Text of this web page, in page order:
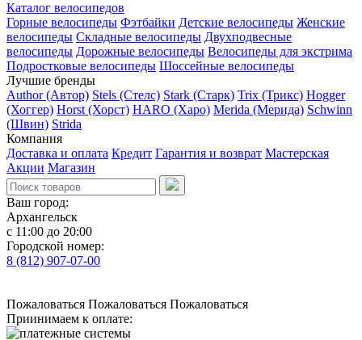
Каталог велосипедов
Горные велосипеды Фэтбайки Детские велосипеды Женские
велосипеды Складные велосипеды Двухподвесные
велосипеды Дорожные велосипеды Велосипеды для экстрима
Подростковые велосипеды Шоссейные велосипеды
Лучшие бренды
Author (Автор) Stels (Стелс) Stark (Старк) Trix (Трикс) Hogger
(Хоггер) Horst (Хорст) HARO (Харо) Merida (Мерида) Schwinn
(Швин) Strida
Компания
Доставка и оплата Кредит Гарантия и возврат Мастерская
Акции Магазин
Ваш город:
Архангельск
с 11:00 до 20:00
Городской номер:
8 (812) 907-07-00
Пожаловаться Пожаловаться Пожаловаться
Приинимаем к оплате: